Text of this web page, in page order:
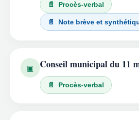
📄 Procès-verbal
📄 Note brève et
▣ Conseil municipal du 11
📄 Procès-verbal